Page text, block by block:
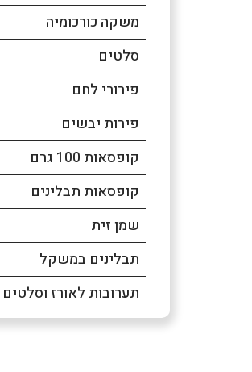
משקה כורכומיה
סלטים
פירורי לחם
פירות יבשים
קופסאות 100 גרם
קופסאות תבלינים
שמן זית
תבלינים במשקל
תערובות לאורז וסלטים